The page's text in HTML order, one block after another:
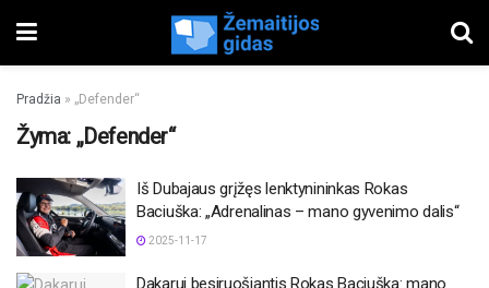
Pradžia » „Defender“
Žyma: „Defender“
Iš Dubajaus grįžęs lenktynininkas Rokas
Baciuška: „Adrenalinas – mano gyvenimo dalis“
2025-11-17
Dakarui besiruošiantis Rokas Baciuška: mano